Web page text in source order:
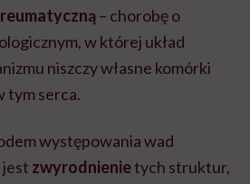
– chorobę o
w której układ
niszczy własne komórki
tym serca.
występowania wad
zwyrodnienietych struktur,